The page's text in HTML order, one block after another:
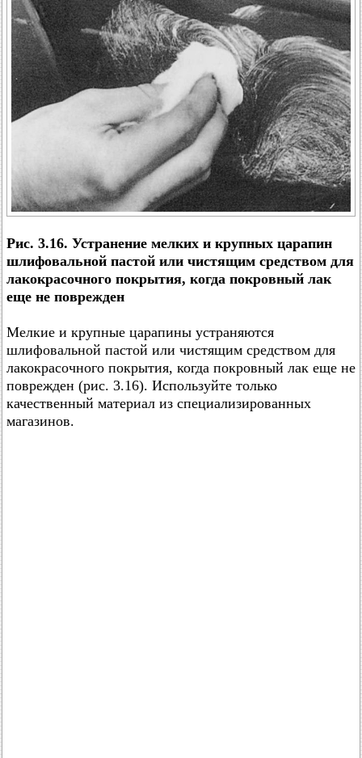
Рис. 3.16. Устранение мелких и крупных царапин
шлифовальной пастой или чистящим средством для
лакокрасочного покрытия, когда покровный лак
еще не поврежден
Мелкие и крупные царапины устраняются
шлифовальной пастой или чистящим средством для
лакокрасочного покрытия, когда покровный лак еще не
поврежден (рис. 3.16). Используйте только
качественный материал из специализированных
магазинов.